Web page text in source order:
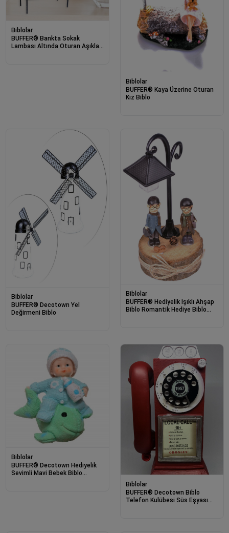
Biblolar
BUFFER® Bankta Sokak
Lambası Altında Oturan Aşıklar
Biblolar
BUFFER® Kaya Üzerine Oturan
Kız Biblo
Biblolar
BUFFER® Decotown Yel
Değirmeni Biblo
Biblolar
BUFFER® Hediyelik Işıklı Ahşap
Biblo Romantik Hediye Biblo
Biblolar
BUFFER® Decotown Hediyelik
Sevimli Mavi Bebek Biblo
Biblolar
BUFFER® Decotown Biblo
Telefon Kulübesi Süs Eşyası